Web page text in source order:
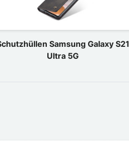
Samsung Galaxy S21
Ultra 5G